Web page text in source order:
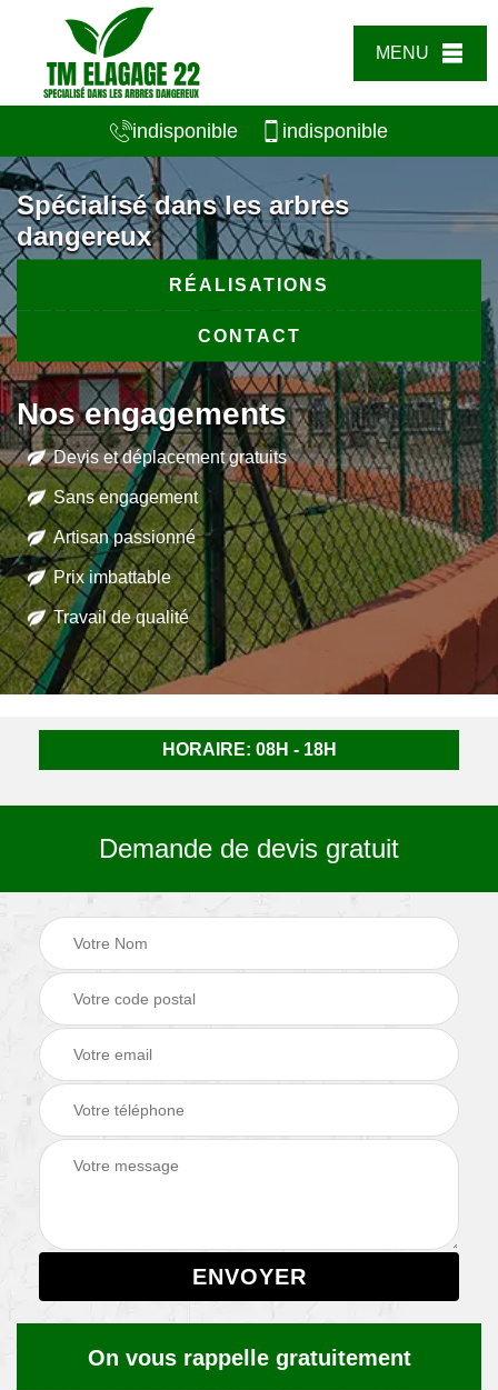
MENU
indisponible indisponible
Spécialisé dans les arbres
dangereux
RÉALISATIONS
CONTACT
Nos engagements
Devis et déplacement gratuits
Sans engagement
Artisan passionné
Prix imbattable
Travail de qualité
HORAIRE: 08H - 18H
Demande de devis gratuit
On vous rappelle gratuitement